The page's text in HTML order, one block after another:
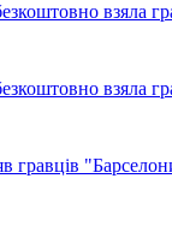
взяла
взяла
гравців